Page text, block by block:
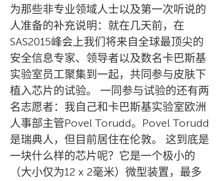
为那些非专业领域人士以及第一次听说的
人准备的补充说明：就在几天前，在
SAS2015峰会上我们将来自全球最顶尖的
安全信息专家、领导者以及数名卡巴斯基
实验室员工聚集到一起，共同参与皮肤下
植入芯片的试验。 一同参与试验的还有两
名志愿者：我自己和卡巴斯基实验室欧洲
人事部主管Povel Torudd。Povel Torudd
是瑞典人，但目前居住在伦敦。 这到底是
一块什么样的芯片呢？它是一个极小的
（大小仅为12 x 2毫米）微型装置，最多